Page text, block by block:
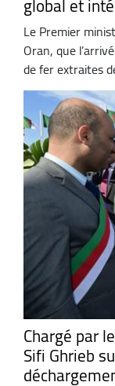
Le Premier
Oran, que
de fer extraites
Chargé par
Sifi Ghrieb